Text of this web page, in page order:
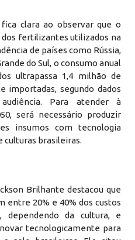
clara ao observar que o
dos fertilizantes utilizados na
de países como Rússia,
do Sul, o consumo anual
ultrapassa 1,4 milhão de
importadas, segundo dados
Para atender à
será necessário produzir
insumos com tecnologia
culturas brasileiras.
Brilhante destacou que
20% e 40% dos custos
dependendo da cultura, e
tecnologicamente para